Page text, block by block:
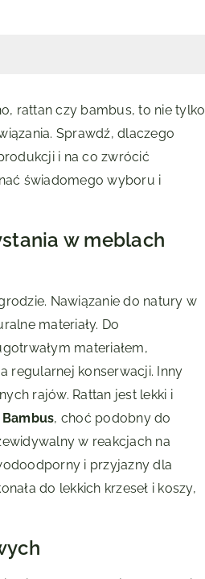
rattan czy bambus, to nie tylko
Sprawdź, dlaczego
i na co zwrócić
świadomego wyboru i
w meblach
Nawiązanie do natury w
materiały. Do
materiałem,
regularnej konserwacji. Inny
rajów. Rattan jest lekki i
Bambus, choć podobny do
w reakcjach na
i przyjazny dla
do lekkich krzeseł i koszy,